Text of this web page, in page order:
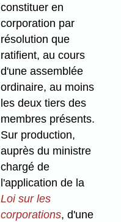
constituer en
corporation par
résolution que
ratifient, au cours
d'une assemblée
ordinaire, au moins
les deux tiers des
membres présents.
Sur production,
auprès du ministre
chargé de
l'application de la
Loi sur les
corporations, d'une